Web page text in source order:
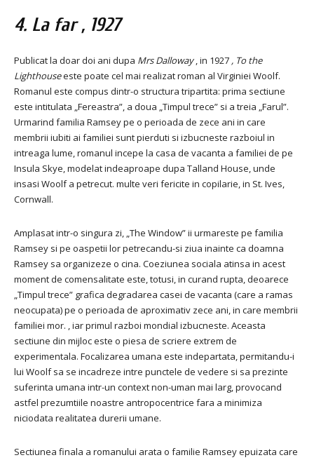
4. La far, 1927
Publicat la doar doi ani dupa Mrs Dalloway, in 1927 , To the
Lighthouseeste poate cel mai realizat roman al Virginiei Woolf.
Romanul este compus dintr-o structura tripartita: prima sectiune
este intitulata „Fereastra”, a doua „Timpul trece” si a treia „Farul”.
Urmarind familia Ramsey pe o perioada de zece ani in care
membrii iubiti ai familiei sunt pierduti si izbucneste razboiul in
intreaga lume, romanul incepe la casa de vacanta a familiei de pe
Insula Skye, modelat indeaproape dupa Talland House, unde
insasi Woolf a petrecut. multe veri fericite in copilarie, in St. Ives,
Cornwall.
Amplasat intr-o singura zi, „The Window” ii urmareste pe familia
Ramsey si pe oaspetii lor petrecandu-si ziua inainte ca doamna
Ramsey sa organizeze o cina. Coeziunea sociala atinsa in acest
moment de comensalitate este, totusi, in curand rupta, deoarece
„Timpul trece” grafica degradarea casei de vacanta (care a ramas
neocupata) pe o perioada de aproximativ zece ani, in care membrii
familiei mor. , iar primul razboi mondial izbucneste. Aceasta
sectiune din mijloc este o piesa de scriere extrem de
experimentala. Focalizarea umana este indepartata, permitandu-i
lui Woolf sa se incadreze intre punctele de vedere si sa prezinte
suferinta umana intr-un context non-uman mai larg, provocand
astfel prezumtiile noastre antropocentrice fara a minimiza
niciodata realitatea durerii umane.
Sectiunea finala a romanului arata o familie Ramsey epuizata care